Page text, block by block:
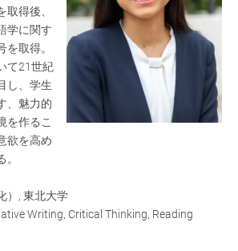
得後、
学に関す
を取得。
て21世紀
し、学生
、魅力的
を作るこ
欲を高め
）, 東北大学
Writing, Critical Thinking, Reading